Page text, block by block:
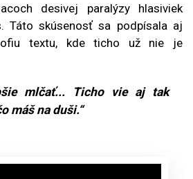
desivej paralýzy hlasiviek
Táto skúsenosť sa podpísala aj
textu, kde ticho už nie je
mlčať... Ticho vie aj tak
máš na duši.“